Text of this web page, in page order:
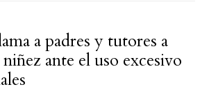
a padres y tutores a
ante el uso excesivo